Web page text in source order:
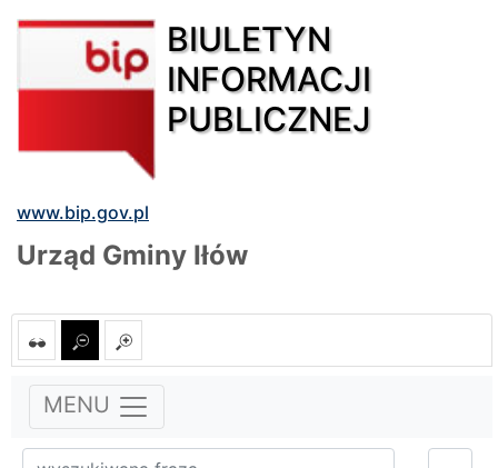
BIULETYN
INFORMACJI
PUBLICZNEJ
www.bip.gov.pl
Urząd Gminy Iłów
MENU